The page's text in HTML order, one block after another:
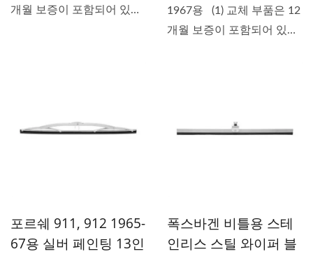
개월 보증이 포함되어 있습
1967용 (1) 교체 부품은 12
개월 보증이 포함되어 있습
포르쉐 911, 912 1965-
67용 실버 페인팅 13인
폭스바겐 비틀용 스테
인리스 스틸 와이퍼 블